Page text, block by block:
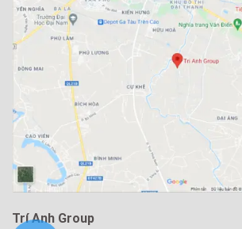
Trí Anh Group